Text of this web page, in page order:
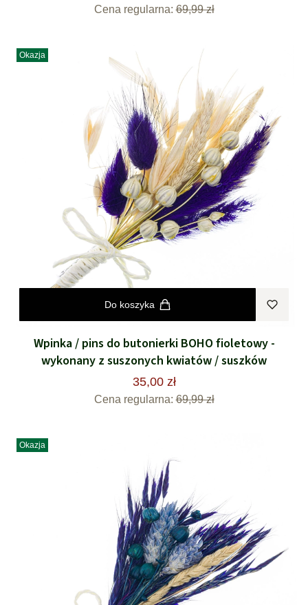
Cena regularna: 69,99 zł
Okazja
Do koszyka
Wpinka / pins do butonierki BOHO fioletowy -
wykonany z suszonych kwiatów / suszków
35,00 zł
Cena regularna: 69,99 zł
Okazja